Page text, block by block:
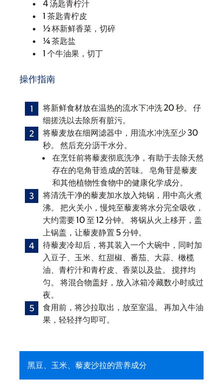
4 汤匙青柠汁
1 茶匙青柠皮
½ 杯新鲜香菜，切碎
¼ 茶匙盐
1 个牛油果，切丁
操作指南
将新鲜食材放在温热的流水下冲洗 20 秒。 仔
细搓洗以去除所有脏污。
将藜麦放在细网滤器中，用流水冲洗至少 30
秒。 然后充分沥干水分。
在烹饪前将藜麦彻底洗净，有助于去除天然
存在的皂角苷造成的苦味。 皂角苷是藜麦
和其他植物性食物中的健康化学成分。
将清洗干净的藜麦加水放入炖锅，用中高火煮
沸。 把火关小，慢炖至藜麦将水分完全吸收，
大约需要 10 至 12 分钟。 将锅从火上移开，盖
上锅盖，让藜麦静置 5 分钟。
待藜麦冷却后，将其装入一个大碗中，同时加
入豆子、玉米、红甜椒、番茄、大蒜、橄榄
油、青柠汁和青柠皮、香菜以及盐。 搅拌均
匀。 将混合物盖好，放入冰箱冷藏数小时或过
夜。
食用前，将沙拉取出，放至室温。 再加入牛油
果，轻轻拌匀即可。
黑豆、玉米、藜麦沙拉的营养成分